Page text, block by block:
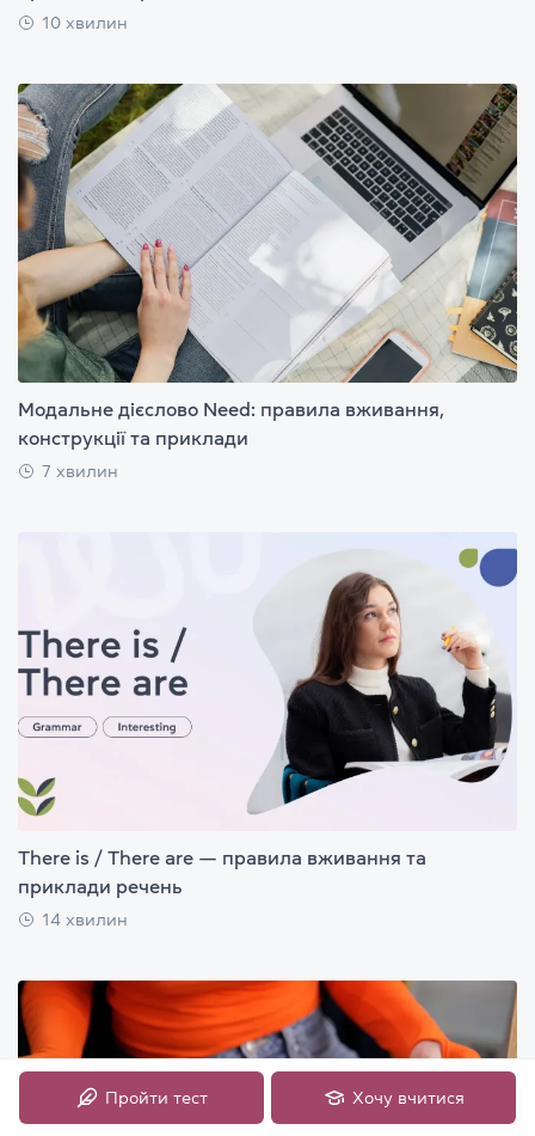
10 хвилин
Модальне дієслово Need: правила вживання,
конструкції та приклади
7 хвилин
There is / There are — правила вживання та
приклади речень
14 хвилин
Пройти тест Хочу вчитися